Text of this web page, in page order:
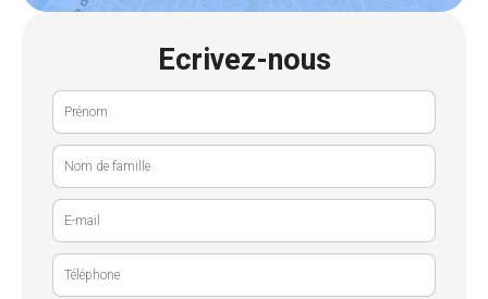
Ecrivez-nous